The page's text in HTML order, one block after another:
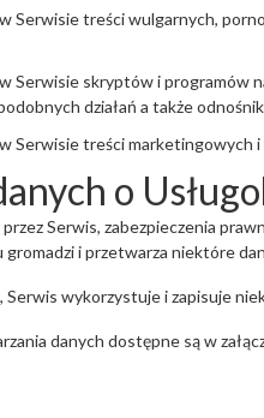
Serwisie treści wulgarnych,
Serwisie skryptów i programów
działań a także
w Serwisie treści
o
Serwis, zabezpieczenia
i przetwarza niektóre
Serwis wykorzystuje i zapisuje
danych dostępne są w